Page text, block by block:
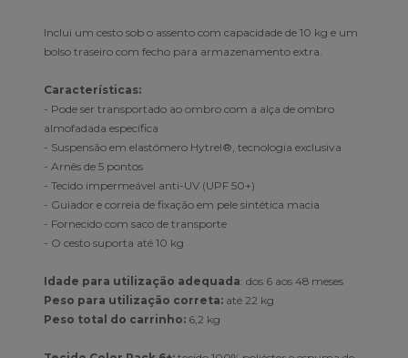
Inclui um cesto sob o assento com capacidade de 10 kg e um
bolso traseiro com fecho para armazenamento extra.
Características:
- Pode ser transportado ao ombro com a alça de ombro
almofadada específica
- Suspensão em elastómero Hytrel®, tecnologia exclusiva
- Arnês de 5 pontos
- Tecido impermeável anti-UV (UPF 50+)
- Guiador e correia de fixação em pele sintética macia
- Fornecido com saco de transporte
- O cesto suporta até 10 kg
Idade para utilização adequada: dos 6 aos 48 meses
Peso para utilização correta: até 22 kg
Peso total do carrinho: 6,2 kg